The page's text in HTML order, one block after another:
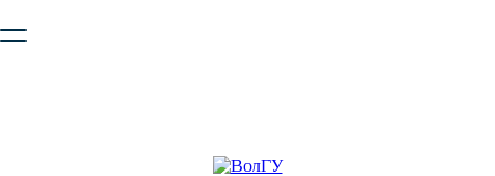
безопасную работу с сайтом. Пожалуйста